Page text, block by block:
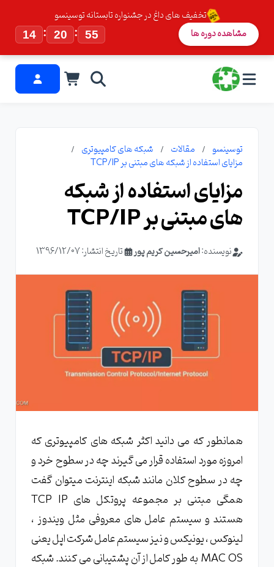
تخفیف های داغ در جشنواره تابستانه توسینسو
14 : 20 : 54 مشاهده دوره ها
توسینسو مقالات
شبکه های کامپیوتری
مزایای استفاده از شبکه های مبتنی بر TCP/IP
مزایای استفاده از شبکه
های مبتنی بر TCP/IP
نویسنده:امیرحسین کریم پور تاریخ انتشار: 1396/12/07
همانطور که می دانید اکثر شبکه های کامپیوتری که
امروزه مورد استفاده قرار می گیرند چه در سطوح خرد و
چه در سطوح کلان مانند شبکه اینترنت میتوان گفت
همگی مبتنی بر مجموعه پروتکل های TCP IP
هستند و سیستم عامل های معروفی مثل ویندوز ،
لینوکس ، یونیکس و نیز سیستم عامل شرکت اپل یعنی
MAC OS به طور کامل از آن پشتیبانی می کنند. شبکه